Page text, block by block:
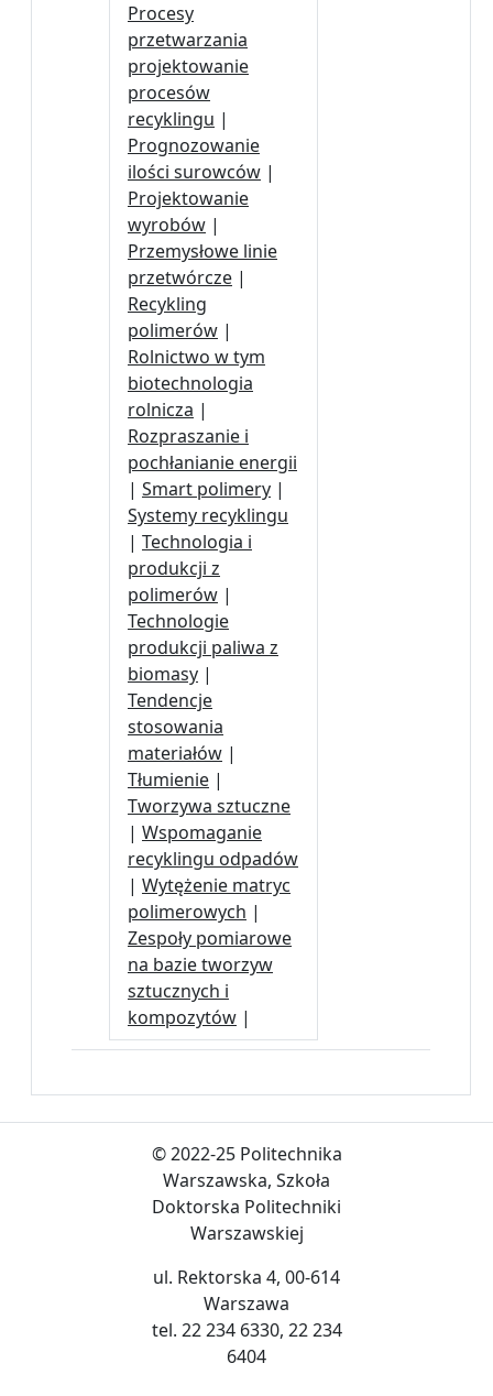
Procesy
przetwarzania
projektowanie
procesów
recyklingu |
Prognozowanie
ilości surowców |
Projektowanie
wyrobów |
Przemysłowe linie
przetwórcze |
Recykling
polimerów |
Rolnictwo w tym
biotechnologia
rolnicza |
Rozpraszanie i
pochłanianie energii
| Smart polimery |
Systemy recyklingu
| Technologia i
produkcji z
polimerów |
Technologie
produkcji paliwa z
biomasy |
Tendencje
stosowania
materiałów |
Tłumienie |
Tworzywa sztuczne
| Wspomaganie
recyklingu odpadów
| Wytężenie matryc
polimerowych |
Zespoły pomiarowe
na bazie tworzyw
sztucznych i
kompozytów |
© 2022-25 Politechnika
Warszawska, Szkoła
Doktorska Politechniki
Warszawskiej
ul. Rektorska 4, 00-614
Warszawa
tel. 22 234 6330, 22 234
6404